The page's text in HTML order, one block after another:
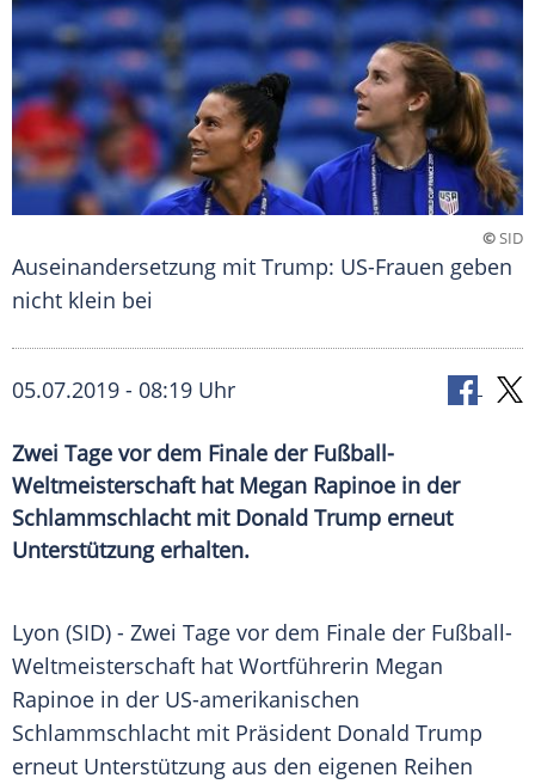
©SID
Auseinandersetzung mit Trump: US-Frauen geben
nicht klein bei
05.07.2019 - 08:19 Uhr
Zwei Tage vor dem Finale der Fußball-
Weltmeisterschaft hat Megan Rapinoe in der
Schlammschlacht mit Donald Trump erneut
Unterstützung erhalten.
Lyon (SID) - Zwei Tage vor dem Finale der Fußball-
Weltmeisterschaft hat Wortführerin Megan
Rapinoe in der US-amerikanischen
Schlammschlacht mit Präsident Donald Trump
erneut Unterstützung aus den eigenen Reihen